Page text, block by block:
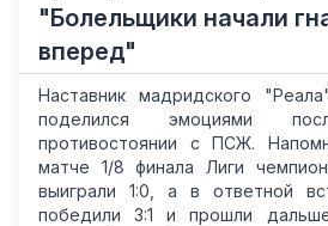
"Болельщики начали
вперед"
Наставник мадридского
поделился эмоциями
противостоянии с ПСЖ.
матче 1/8 финала Лиги
выиграли 1:0, а в ответной
победили 3:1 и прошли